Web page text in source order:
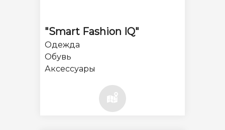
"Smart Fashion IQ"
Одежда
Обувь
Аксессуары